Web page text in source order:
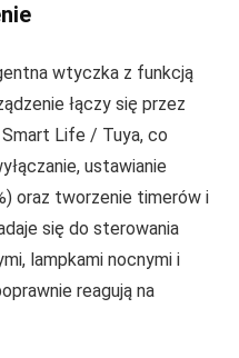
wtyczka z funkcją
łączy się przez
Smart Life / Tuya, co
ustawianie
oraz tworzenie timerów i
się do sterowania
lampkami nocnymi i
reagują na